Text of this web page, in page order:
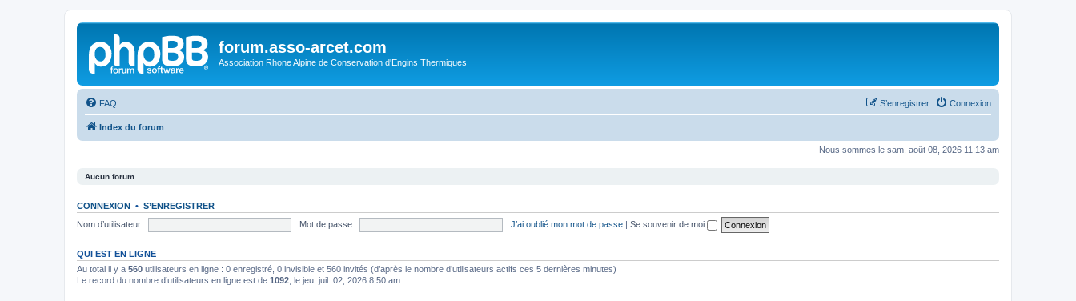
forum.asso-arcet.com
Association Rhone Alpine de Conservation d'Engins Thermiques
FAQ Connexion
S’enregistrer
Index du forum
Nous sommes le sam. août 08, 2026 11:13 am
Aucun forum.
CONNEXION • S’ENREGISTRER
Nom d’utilisateur :
Mot de passe : J’ai oublié mon mot de passe | Se souvenir de moi
QUI EST EN LIGNE
Au total il y a 560 utilisateurs en ligne : 0 enregistré, 0 invisible et 560 invités (d’après le nombre d’utilisateurs actifs ces 5 dernières minutes)
Le record du nombre d’utilisateurs en ligne est de 1092 , le jeu. juil. 02, 2026 8:50 am